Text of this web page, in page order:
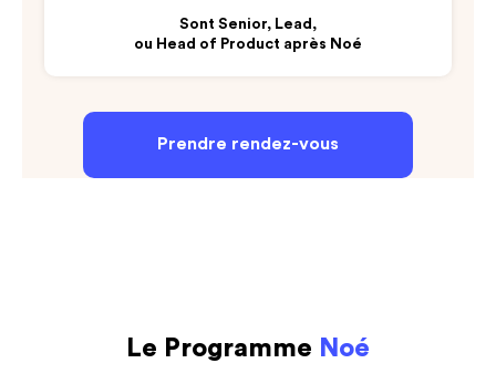
Sont Senior, Lead,
ou Head of Product après Noé
Prendre rendez-vous
Le Programme Noé